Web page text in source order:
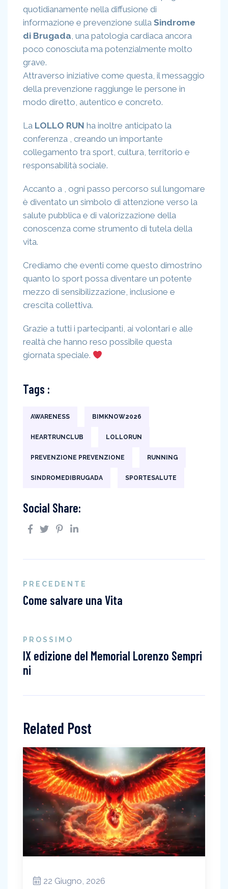
quotidianamente nella diffusione di
informazione e prevenzione sulla Sindrome
di Brugada, una patologia cardiaca ancora
poco conosciuta ma potenzialmente molto
grave.
Attraverso iniziative come questa, il messaggio
della prevenzione raggiunge le persone in
modo diretto, autentico e concreto.
La LOLLO RUN ha inoltre anticipato la
conferenza , creando un importante
collegamento tra sport, cultura, territorio e
responsabilità sociale.
Accanto a , ogni passo percorso sul lungomare
è diventato un simbolo di attenzione verso la
salute pubblica e di valorizzazione della
conoscenza come strumento di tutela della
vita.
Crediamo che eventi come questo dimostrino
quanto lo sport possa diventare un potente
mezzo di sensibilizzazione, inclusione e
crescita collettiva.
Grazie a tutti i partecipanti, ai volontari e alle
realtà che hanno reso possibile questa
giornata speciale.
Tags :
AWARENESS BIMKNOW2026
HEARTRUNCLUB LOLLORUN
PREVENZIONE PREVENZIONE RUNNING
SINDROMEDIBRUGADA SPORTESALUTE
Social Share:
PRECEDENTE
Come salvare una Vita
PROSSIMO
IX edizione del Memorial Lorenzo Sempri
ni
Related Post
22 Giugno, 2026